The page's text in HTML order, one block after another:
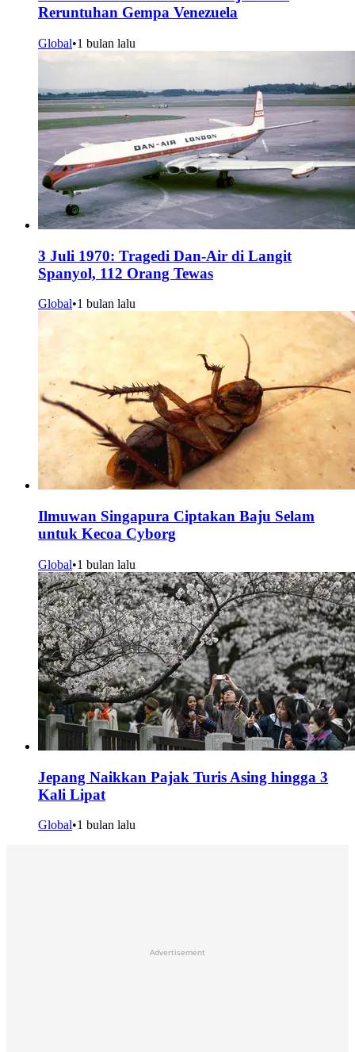
Reruntuhan Gempa Venezuela
Global•1 bulan lalu
3 Juli 1970: Tragedi Dan-Air di Langit
Spanyol, 112 Orang Tewas
Global•1 bulan lalu
Ilmuwan Singapura Ciptakan Baju Selam
untuk Kecoa Cyborg
Global•1 bulan lalu
Jepang Naikkan Pajak Turis Asing hingga 3
Kali Lipat
Global•1 bulan lalu
Advertisement